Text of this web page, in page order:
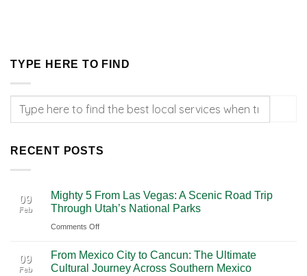
TYPE HERE TO FIND
RECENT POSTS
09
Feb
Mighty 5 From Las Vegas: A Scenic Road Trip
Through Utah’s National Parks
Comments Offon
5
From
09
Feb
From Mexico City to Cancun: The Ultimate
Cultural Journey Across Southern Mexico